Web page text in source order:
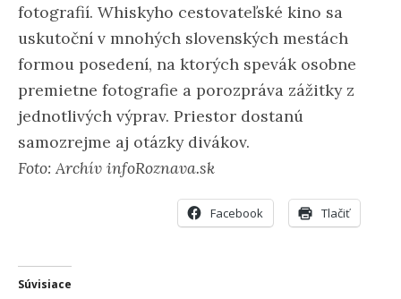
fotografií. Whiskyho cestovateľské kino sa
uskutoční v mnohých slovenských mestách
formou posedení, na ktorých spevák osobne
premietne fotografie a porozpráva zážitky z
jednotlivých výprav. Priestor dostanú
samozrejme aj otázky divákov.
Foto: Archív infoRoznava.sk
Facebook Tlačiť
Súvisiace